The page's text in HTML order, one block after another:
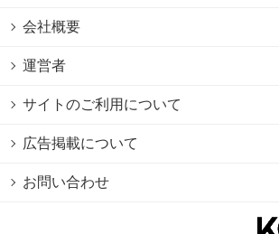
会社概要
運営者
サイトのご利用について
広告掲載について
お問い合わせ